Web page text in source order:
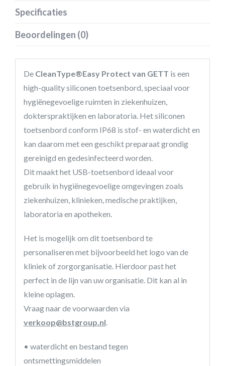
Specificaties
Beoordelingen (0)
De CleanType®Easy Protect van GETT is een
high-quality siliconen toetsenbord, speciaal voor
hygiënegevoelige ruimten in ziekenhuizen,
dokterspraktijken en laboratoria. Het siliconen
toetsenbord conform IP68 is stof- en waterdicht en
kan daarom met een geschikt preparaat grondig
gereinigd en gedesinfecteerd worden.
Dit maakt het USB-toetsenbord ideaal voor
gebruik in hygiënegevoelige omgevingen zoals
ziekenhuizen, klinieken, medische praktijken,
laboratoria en apotheken.
Het is mogelijk om dit toetsenbord te
personaliseren met bijvoorbeeld het logo van de
kliniek of zorgorganisatie. Hierdoor past het
perfect in de lijn van uw organisatie. Dit kan al in
kleine oplagen.
Vraag naar de voorwaarden via
verkoop@bstgroup.nl.
• waterdicht en bestand tegen
ontsmettingsmiddelen